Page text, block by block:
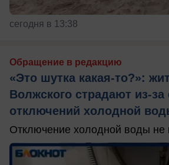
сегодня в 13:38
Обращение в редакцию
«Это шутка какая-то?»:
Волжского страдают
отключений холодной
Отключение холодной воды не